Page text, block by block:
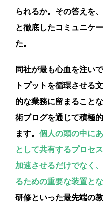
られるか。その答えを
と徹底したコミュニケ
た。
同社が最も心血を注い
トプットを循環させる
的な業務に留まること
術ブログを通じて積極
ます。 個人の頭の中に
として共有するプロセ
加速させるだけでなく
るための重要な装置と
研修といった最先端の